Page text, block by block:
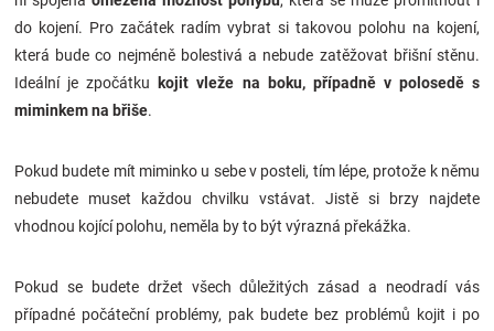
do kojení. Pro začátek radím vybrat si takovou polohu na kojení,
která bude co nejméně bolestivá a nebude zatěžovat břišní stěnu.
Ideální je zpočátku
kojit vleže na boku, případně v polosedě s
miminkem na břiše.
Pokud budete mít miminko u sebe v posteli, tím lépe, protože k němu
nebudete muset každou chvilku vstávat. Jistě si brzy najdete
vhodnou kojící polohu, neměla by to být výrazná překážka.
Pokud se budete držet všech důležitých zásad a neodradí vás
případné počáteční problémy, pak budete bez problémů kojit i po